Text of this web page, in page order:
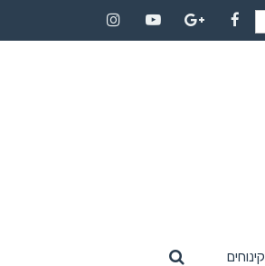
Facebook
Google+
YouTube
Instagram
קינוחים